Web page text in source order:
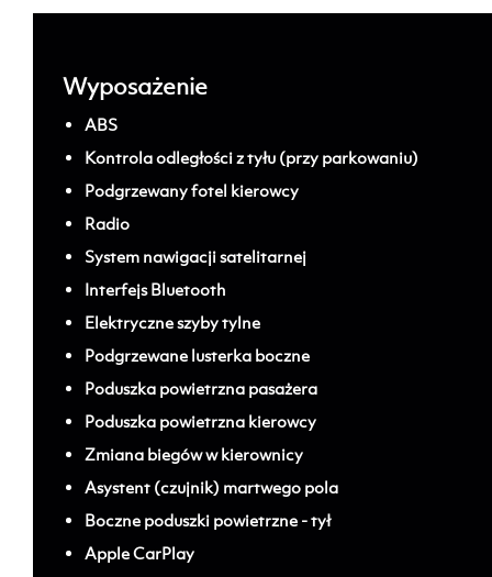
Wyposażenie
ABS
Kontrola odległości z tyłu (przy parkowaniu)
Podgrzewany fotel kierowcy
Radio
System nawigacji satelitarnej
Interfejs Bluetooth
Elektryczne szyby tylne
Podgrzewane lusterka boczne
Poduszka powietrzna pasażera
Poduszka powietrzna kierowcy
Zmiana biegów w kierownicy
Asystent (czujnik) martwego pola
Boczne poduszki powietrzne - tył
Apple CarPlay